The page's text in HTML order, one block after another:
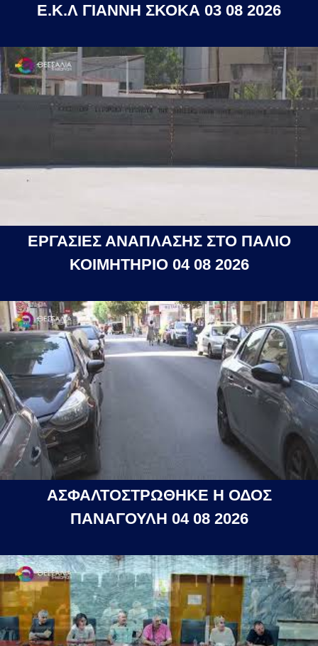
Ε.Κ.Λ ΓΙΑΝΝΗ ΣΚΟΚΑ 03 08 2026
ΕΡΓΑΣΙΕΣ ΑΝΑΠΛΑΣΗΣ ΣΤΟ ΠΑΛΙΟ
ΚΟΙΜΗΤΗΡΙΟ 04 08 2026
ΑΣΦΑΛΤΟΣΤΡΩΘΗΚΕ Η ΟΔΟΣ
ΠΑΝΑΓΟΥΛΗ 04 08 2026